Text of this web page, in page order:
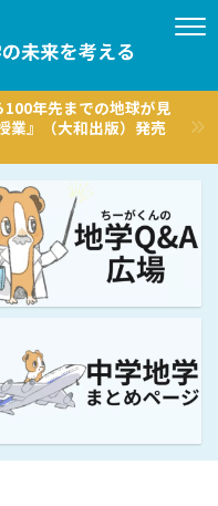
100年先までの地球が見
業』（大和出版）発売